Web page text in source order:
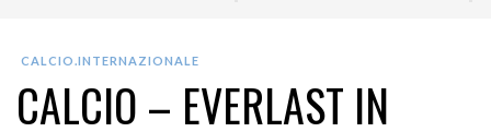
CALCIO.INTERNAZIONALE
CALCIO – EVERLAST IN